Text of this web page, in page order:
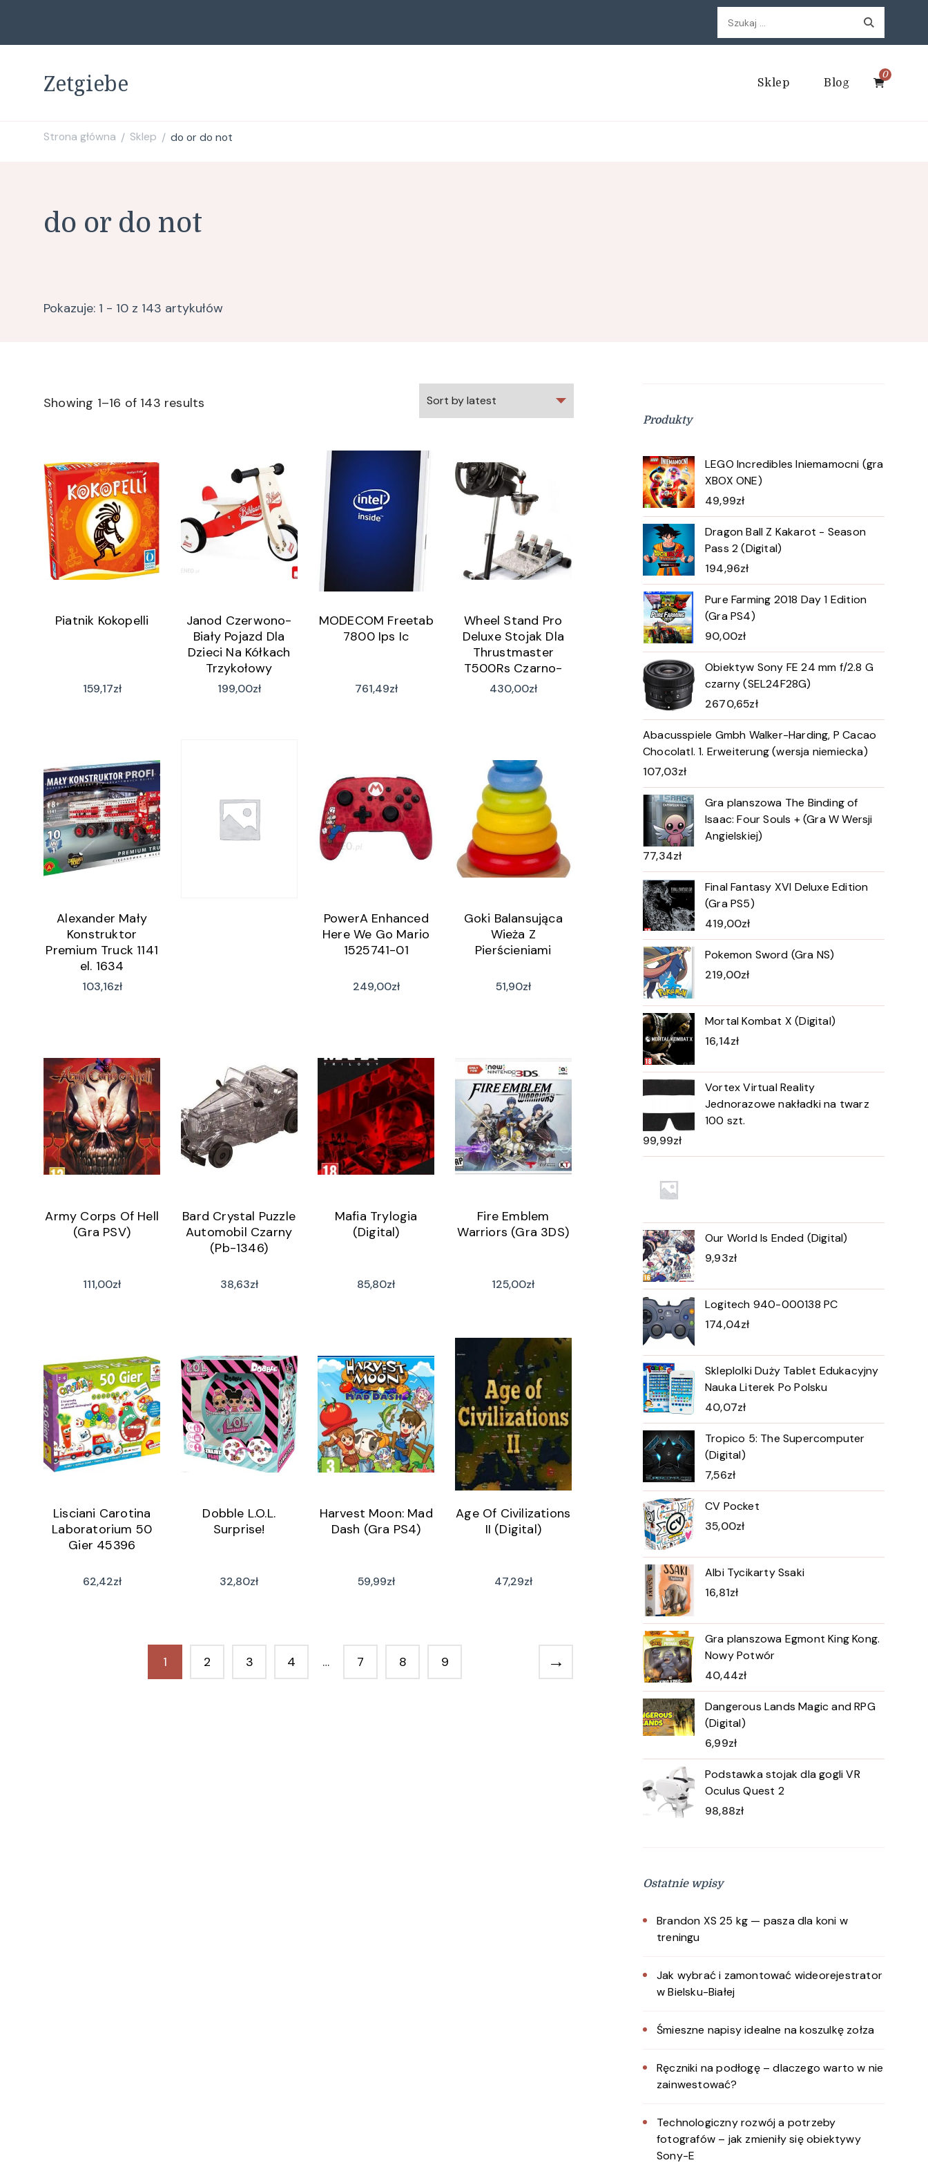
Szukaj:
Zetgiebe Sklep Blog
0
Strona główna / Sklep / do or do not
do or do not
Pokazuje: 1 - 10 z 143 artykułów
Showing 1–16 of 143 results
Piatnik Kokopelli
159,17zł
Janod Czerwono-
Biały Pojazd Dla
Dzieci Na Kółkach
Trzykołowy
Rowerek Jnd03261
199,00zł
MODECOM Freetab
7800 Ips Ic
761,49zł
Wheel Stand Pro
Deluxe Stojak Dla
Thrustmaster
T500Rs Czarno-
Srebrny (Wsp T500
430,00zł
Alexander Mały
Konstruktor
Premium Truck 1141
el. 1634
103,16zł
PowerA Enhanced
Here We Go Mario
1525741-01
249,00zł
Goki Balansująca
Wieża Z
Pierścieniami
51,90zł
Army Corps Of Hell
(Gra PSV)
111,00zł
Bard Crystal Puzzle
Automobil Czarny
(Pb-1346)
38,63zł
Mafia Trylogia
(Digital)
85,80zł
Fire Emblem
Warriors (Gra 3DS)
125,00zł
Lisciani Carotina
Laboratorium 50
Gier 45396
62,42zł
Dobble L.O.L.
Surprise!
32,80zł
Harvest Moon: Mad
Dash (Gra PS4)
59,99zł
Age Of Civilizations
II (Digital)
47,29zł
1 2 3 4 … 7 8 9 →
Produkty
LEGO Incredibles Iniemamocni (gra
XBOX ONE)
49,99zł
Dragon Ball Z Kakarot - Season
Pass 2 (Digital)
194,96zł
Pure Farming 2018 Day 1 Edition
(Gra PS4)
90,00zł
Obiektyw Sony FE 24 mm f/2.8 G
czarny (SEL24F28G)
2670,65zł
Abacusspiele Gmbh Walker-Harding, P Cacao
Chocolatl. 1. Erweiterung (wersja niemiecka)
107,03zł
Gra planszowa The Binding of
Isaac: Four Souls + (Gra W Wersji
Angielskiej)
77,34zł
Final Fantasy XVI Deluxe Edition
(Gra PS5)
419,00zł
Pokemon Sword (Gra NS)
219,00zł
Mortal Kombat X (Digital)
16,14zł
Vortex Virtual Reality
Jednorazowe nakładki na twarz
100 szt.
99,99zł
Our World Is Ended (Digital)
9,93zł
Logitech 940-000138 PC
174,04zł
Skleplolki Duży Tablet Edukacyjny
Nauka Literek Po Polsku
40,07zł
Tropico 5: The Supercomputer
(Digital)
7,56zł
CV Pocket
35,00zł
Albi Tycikarty Ssaki
16,81zł
Gra planszowa Egmont King Kong.
Nowy Potwór
40,44zł
Dangerous Lands Magic and RPG
(Digital)
6,99zł
Podstawka stojak dla gogli VR
Oculus Quest 2
98,88zł
Ostatnie wpisy
Brandon XS 25 kg — pasza dla koni w
treningu
Jak wybrać i zamontować wideorejestrator
w Bielsku-Białej
Śmieszne napisy idealne na koszulkę zołza
Ręczniki na podłogę – dlaczego warto w nie
zainwestować?
Technologiczny rozwój a potrzeby
fotografów – jak zmieniły się obiektywy
Sony-E